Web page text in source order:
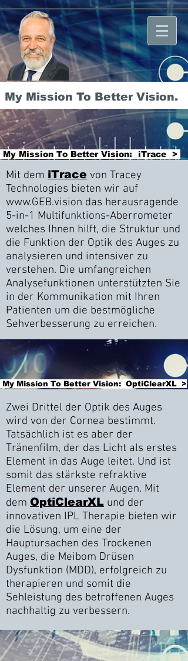
My Mission To Better Vision.
My Mission To Better Vision: iTrace >
Mit dem iTrace von Tracey
Technologies bieten wir auf
www.GEB.vision das herausragende
5-in-1 Multifunktions-Aberrometer
welches Ihnen hilft, die Struktur und
die Funktion der Optik des Auges zu
analysieren und intensiver zu
verstehen. Die umfangreichen
Analysefunktionen unterstützten Sie
in der Kommunikation mit Ihren
Patienten um die bestmögliche
Sehverbesserung zu erreichen.
My Mission To Better Vision: OptiClearXL >
Zwei Drittel der Optik des Auges
wird von der Cornea bestimmt.
Tatsächlich ist es aber der
Tränenfilm, der das Licht als erstes
Element in das Auge leitet. Und ist
somit das stärkste refraktive
Element der unserer Augen. Mit
dem OptiClearXL und der
innovativen IPL Therapie bieten wir
die Lösung, um eine der
Hauptursachen des Trockenen
Auges, die Meibom Drüsen
Dysfunktion (MDD), erfolgreich zu
therapieren und somit die
Sehleistung des betroffenen Auges
nachhaltig zu verbessern.